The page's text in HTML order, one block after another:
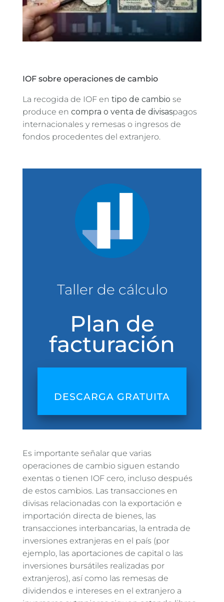
IOF sobre operaciones de cambio
La recogida de IOF en tipo de cambio se
produce en compra o venta de divisaspagos
internacionales y remesas o ingresos de
fondos procedentes del extranjero.
Taller de cálculo
Plan de
facturación
DESCARGA GRATUITA
Es importante señalar que varias
operaciones de cambio siguen estando
exentas o tienen IOF cero, incluso después
de estos cambios. Las transacciones en
divisas relacionadas con la exportación e
importación directa de bienes, las
transacciones interbancarias, la entrada de
inversiones extranjeras en el país (por
ejemplo, las aportaciones de capital o las
inversiones bursátiles realizadas por
extranjeros), así como las remesas de
dividendos e intereses en el extranjero a